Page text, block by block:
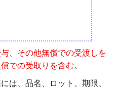
、その他無償での受渡しを
での受取りを含む。
は、品名、ロット、期限、